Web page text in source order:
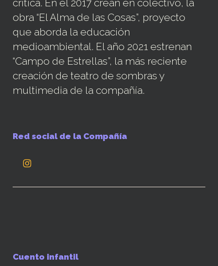
crítica. En el 2017 crean en colectivo, la
obra “El Alma de las Cosas”, proyecto
que aborda la educación
medioambiental. El año 2021 estrenan
“Campo de Estrellas”, la más reciente
creación de teatro de sombras y
multimedia de la compañía.
Red social de la Compañía
Cuento infantil